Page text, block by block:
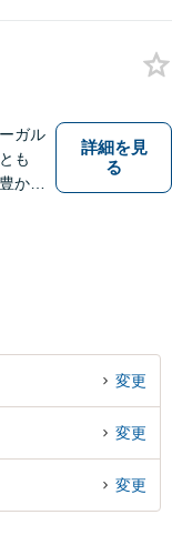
ガル
も
かな
詳細を見
る
変更
変更
変更